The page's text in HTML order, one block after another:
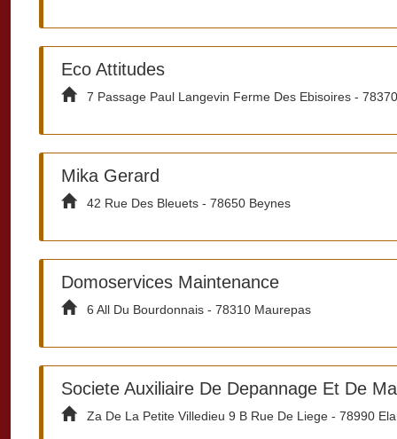
Eco Attitudes
7 Passage Paul Langevin Ferme Des Ebisoires -
Mika Gerard
42 Rue Des Bleuets - 78650 Beynes
Domoservices Maintenance
6 All Du Bourdonnais - 78310 Maurepas
Societe Auxiliaire De Depannage Et De
Za De La Petite Villedieu 9 B Rue De Liege - 78990